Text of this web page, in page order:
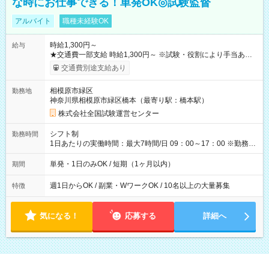
な時にお仕事できる！単発OK◎試験監督
アルバイト 職種未経験OK
給与
時給1,300円～
★交通費一部支給 時給1,300円～ ※試験・役割により手当あり
※勤務回数により昇給あり 【即給（前払い）オプションあ
り！】 希望される場合、勤務から1週間ほどで給与の一部を受け
例】 ・河合塾模擬試験 8:30～17:30（休憩1時間） 時給1,300円
×8時間＝日収10,400円＋交通費 ※当日の役割により時給＋100
円の場合あり ・国家試験 7:00～13:30（休憩なし） 時給1,300
円（役割手当＋100円）×6時間＝日収8,400円＋交通費 【試用期
間】試用期間なし
交通費別途支給あり
勤務地
相模原市緑区
神奈川県相模原市緑区橋本（最寄り駅：橋本駅）
株式会社全国試験運営センター
勤務時間
シフト制
1日あたりの実働時間：最大7時間/日 09：00～17：00 ※勤務時
間は 試験により異なります。
期間 単発・1日のみOK / 短期（1ヶ月以内）
特徴 週1日からOK / 副業・WワークOK / 10名以上の大量募集
気になる！ 応募する 詳細へ